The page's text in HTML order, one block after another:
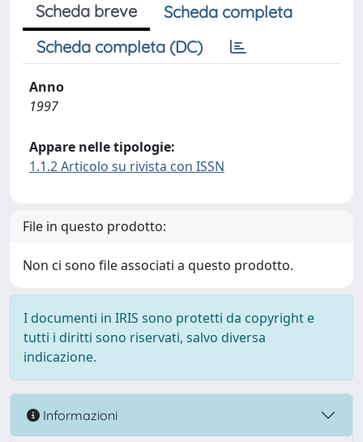
Scheda breve
Scheda completa
Scheda completa (DC)
Anno
1997
Appare nelle tipologie:
1.1.2 Articolo su rivista con ISSN
File in questo prodotto:
Non ci sono file associati a questo prodotto.
I documenti in IRIS sono protetti da copyright e
tutti i diritti sono riservati, salvo diversa
indicazione.
Informazioni